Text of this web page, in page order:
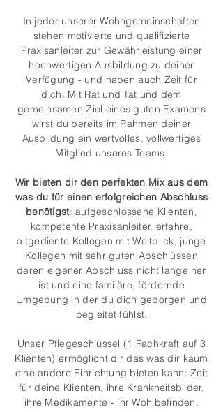
In jeder unserer Wohngemeinschaften
stehen motivierte und qualifizierte
Praxisanleiter zur Gewährleistung einer
hochwertigen Ausbildung zu deiner
Verfügung - und haben auch Zeit für
dich. Mit Rat und Tat und dem
gemeinsamen Ziel eines guten Examens
wirst du bereits im Rahmen deiner
Ausbildung ein wertvolles, vollwertiges
Mitglied unseres Teams.
Wir bieten dir den perfekten Mix aus dem
was du für einen erfolgreichen Abschluss
benötigst: aufgeschlossene Klienten,
kompetente Praxisanleiter, erfahre,
altgediente Kollegen mit Weitblick, junge
Kollegen mit sehr guten Abschlüssen
deren eigener Abschluss nicht lange her
ist und eine familäre, fördernde
Umgebung in der du dich geborgen und
begleitet fühlst.
Unser Pflegeschlüssel (1 Fachkraft auf 3
Klienten) ermöglicht dir das was dir kaum
eine andere Einrichtung bieten kann: Zeit
für deine Klienten, ihre Krankheitsbilder,
ihre Medikamente - ihr Wohlbefinden.